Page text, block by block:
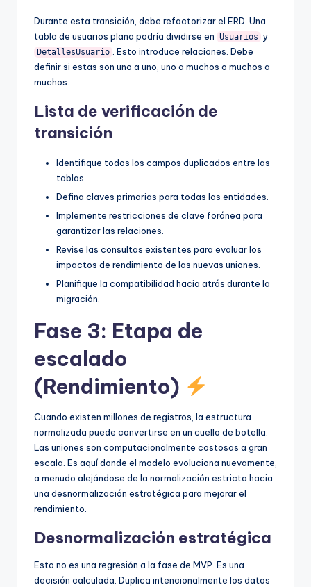
Durante esta transición, debe refactorizar el ERD. Una
tabla de usuarios plana podría dividirse en Usuarios y
DetallesUsuario
. Esto introduce relaciones. Debe
definir si estas son uno a uno, uno a muchos o muchos a
muchos.
Lista de verificación de
transición
Identifique todos los campos duplicados entre las
tablas.
Defina claves primarias para todas las entidades.
Implemente restricciones de clave foránea para
garantizar las relaciones.
Revise las consultas existentes para evaluar los
impactos de rendimiento de las nuevas uniones.
Planifique la compatibilidad hacia atrás durante la
migración.
Fase 3: Etapa de
escalado
(Rendimiento)
Cuando existen millones de registros, la estructura
normalizada puede convertirse en un cuello de botella.
Las uniones son computacionalmente costosas a gran
escala. Es aquí donde el modelo evoluciona nuevamente,
a menudo alejándose de la normalización estricta hacia
una desnormalización estratégica para mejorar el
rendimiento.
Desnormalización estratégica
Esto no es una regresión a la fase de MVP. Es una
decisión calculada. Duplica intencionalmente los datos